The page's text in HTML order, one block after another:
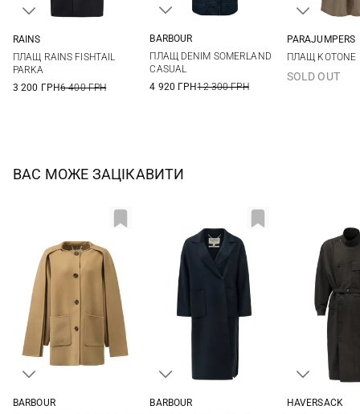
XL
RAINS
ПЛАЩ RAINS FISHTAIL
PARKA
3 200 ГРН6 400 ГРН
BARBOUR
ПЛАЩ DENIM SOMERLAND
CASUAL
4 920 ГРН12 300 ГРН
PARAJUMPERS
ПЛАЩ KOTONE
SOLD OUT
ВАС МОЖЕ ЗАЦІКАВИТИ
BARBOUR
BARBOUR
HAVERSACK